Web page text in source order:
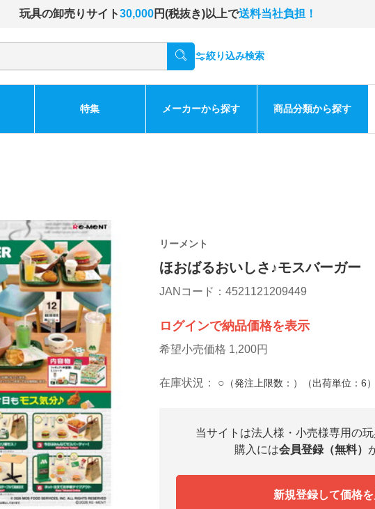
玩具の卸売りサイト30,000円(税抜き)以上で送料当社負担！
絞り込み検索
特集 メーカーから探す 商品分類から探す
リーメント
ほおばるおいしさ♪モスバーガー
JANコード：4521121209449
ログインで納品価格を表示
希望小売価格 1,200円
在庫状況： ○ （発注上限数：）（出荷単位：6）
当サイトは法人様・小売様専用の玩
購入には会員登録（無料）
新規登録して価格